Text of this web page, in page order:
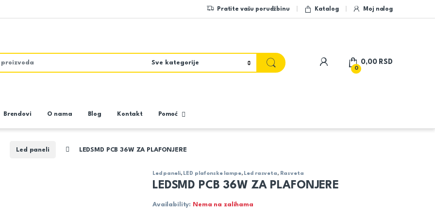
Pratite vašu porudžbinu Katalog Moj nalog
My Account
0
0,00 RSD
Brendovi O nama Blog Kontakt Pomoć
Led paneli LEDSMD PCB 36W ZA PLAFONJERE
Led paneli, LED plafonske lampe, Led rasveta, Rasveta
LEDSMD PCB 36W ZA PLAFONJERE
Availability: Nema na zalihama